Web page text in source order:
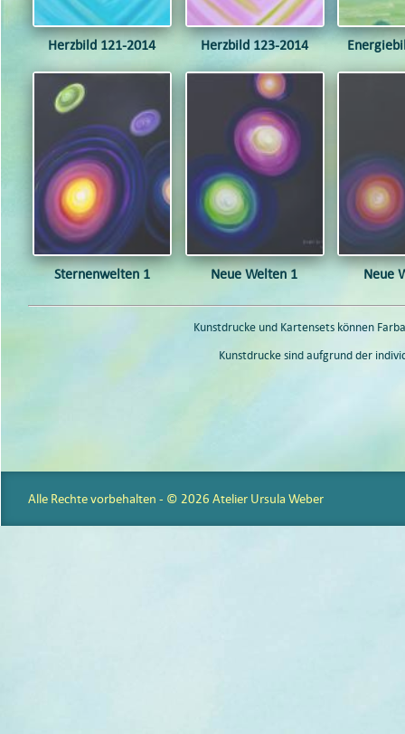
Herzbild 121-2014 Herzbild 123-2014
Sternenwelten 1 Neue Welten 1 Neue
Kunstdrucke und Kartensets können
Kunstdrucke sind aufgrund der
Alle Rechte vorbehalten - © 2026 Atelier Ursula Weber